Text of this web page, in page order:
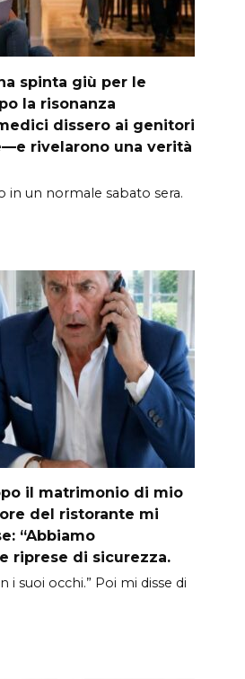
spinta giù per le
la risonanza
dissero ai genitori
rivelarono una verità
in un normale sabato sera.
il matrimonio di mio
del ristorante mi
“Abbiamo
riprese di sicurezza.
i suoi occhi.” Poi mi disse di